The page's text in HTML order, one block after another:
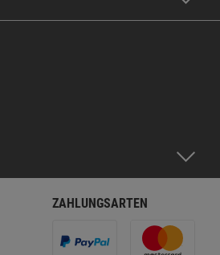
ZAHLUNGSARTEN